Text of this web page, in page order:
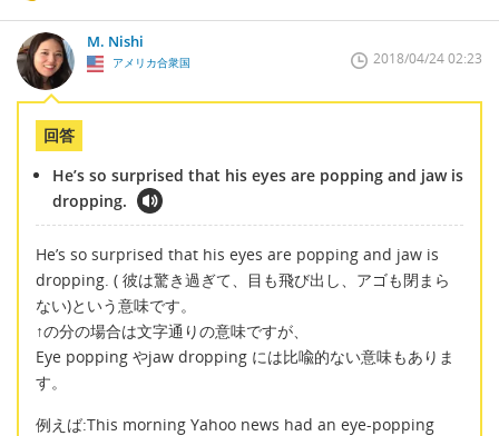
M. Nishi
アメリカ合衆国 2018/04/24 02:23
回答
He’s so surprised that his eyes are popping and jaw is
dropping.
He’s so surprised that his eyes are popping and jaw is
dropping. ( 彼は驚き過ぎて、目も飛び出し、アゴも閉まら
ない)という意味です。
↑の分の場合は文字通りの意味ですが、
Eye popping やjaw dropping には比喩的ない意味もありま
す。
例えば:This morning Yahoo news had an eye-popping